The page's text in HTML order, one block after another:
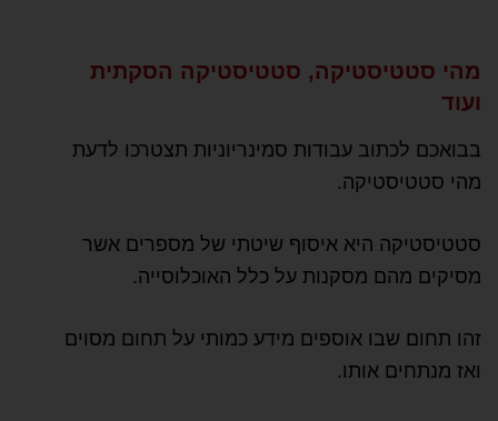
מהי סטטיסטיקה, סטטיסטיקה הסקתית
ועוד
בבואכם לכתוב עבודות סמינריוניות תצטרכו לדעת
מהי סטטיסטיקה.
סטטיסטיקה היא איסוף שיטתי של מספרים אשר
מסיקים מהם מסקנות על כלל האוכלוסייה.
זהו תחום שבו אוספים מידע כמותי על תחום מסוים
ואז מנתחים אותו.